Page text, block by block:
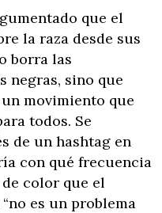
que el
la raza desde sus
borra las
negras, sino que
movimiento que
todos. Se
de un hashtag en
con qué frecuencia
color que el
es un problema